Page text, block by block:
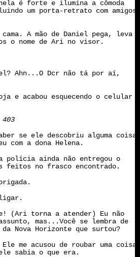
é forte e ilumina a cômoda
um porta-retrato com amigos
A mão de Daniel pega, leva
o nome de Ari no visor.
Ahn...O Dcr não tá por aí,
e acabou esquecendo o celular
se ele descobriu alguma coisa
com a dona Helena.
polícia ainda não entregou o
feitos no frasco encontrado.
(Ari torna a atender) Eu não
mas...Você se lembra de
Nova Horizonte que surtou?
Ele me acusou de roubar uma coisa
sabia o que era.